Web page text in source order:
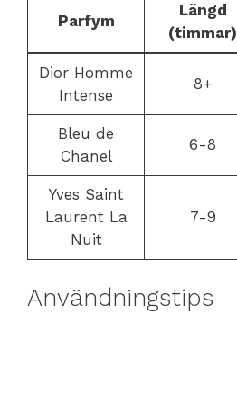
Parfym
Längd
(timmar)
Dior Homme
Intense
8+
Bleu de
Chanel
6-8
Yves Saint
Laurent La
Nuit
7-9
Användningstips